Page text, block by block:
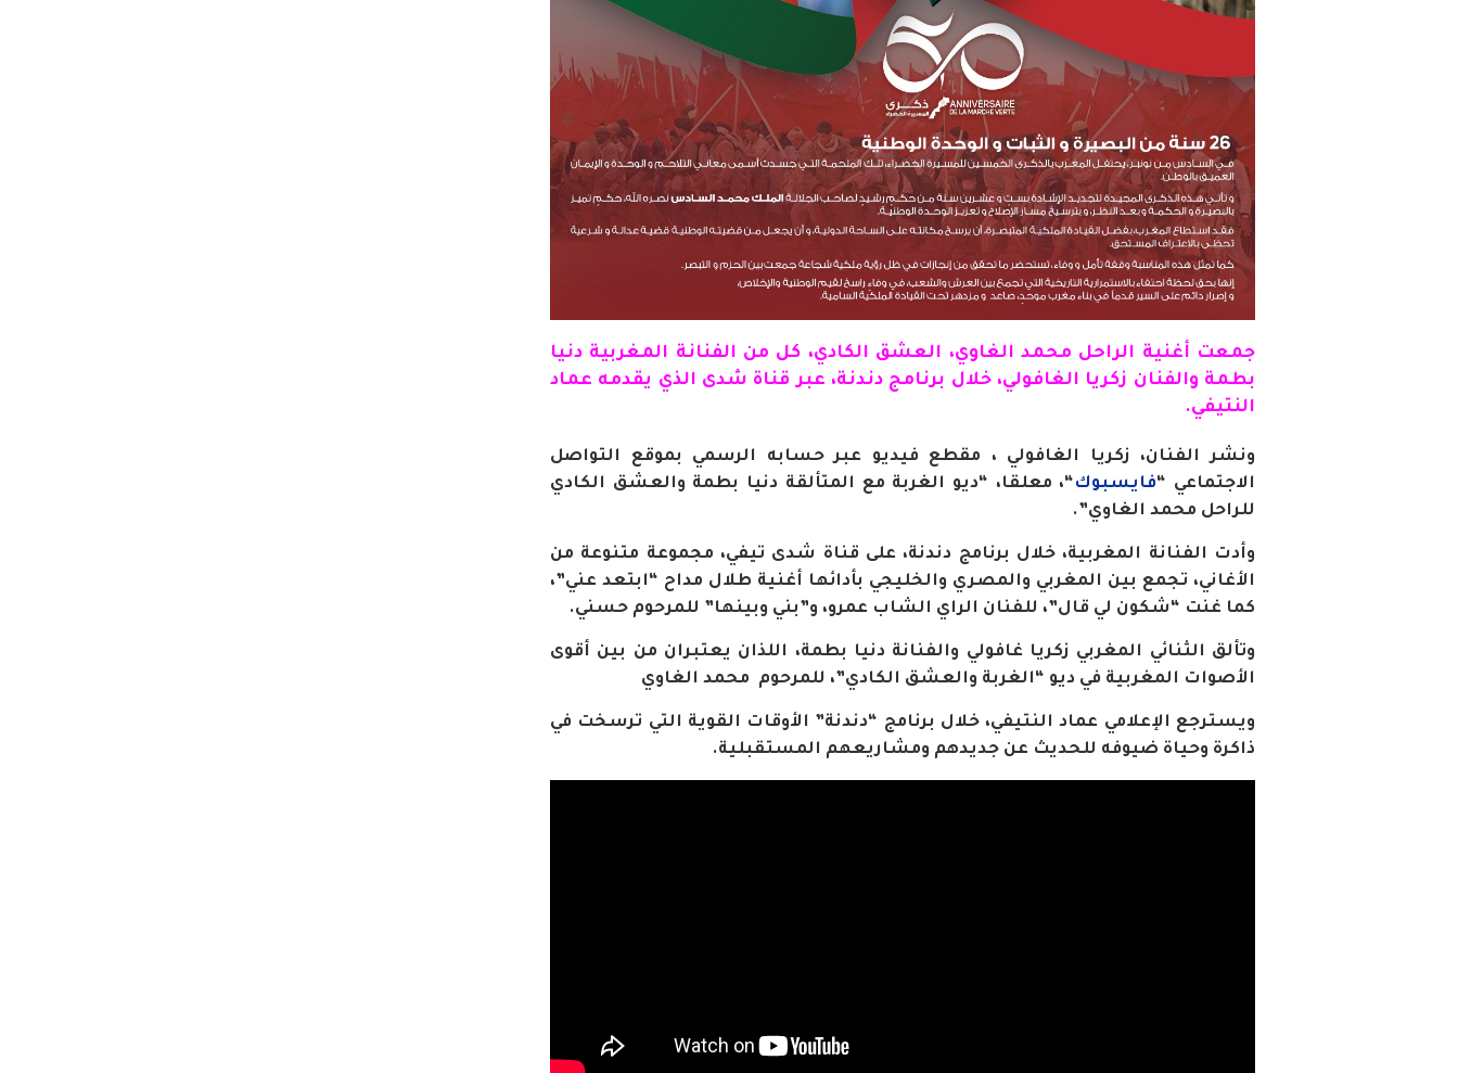
جمعت أغنية الراحل محمد الغاوي، العشق الكادي، كل من الفنانة المغربية دنيا
بطمة والفنان زكريا الغافولي، خلال برنامج دندنة، عبر قناة شدى الذي يقدمه عماد
النتيفي.
ونشر الفنان، زكريا الغافولي ، مقطع فيديو عبر حسابه الرسمي بموقع التواصل
الاجتماعي “فايسبوك“، معلقا، “ديو الغربة مع المتألقة دنيا بطمة والعشق الكادي
للراحل محمد الغاوي”.
وأدت الفنانة المغربية، خلال برنامج دندنة، على قناة شدى تيفي، مجموعة متنوعة من
الأغاني، تجمع بين المغربي والمصري والخليجي بأدائها أغنية طلال مداح “ابتعد عني”،
كما غنت “شكون لي قال”، للفنان الراي الشاب عمرو، و”بني وبينها” للمرحوم حسني.
وتألق الثنائي المغربي زكريا غافولي والفنانة دنيا بطمة، اللذان يعتبران من بين أقوى
الأصوات المغربية في ديو “الغربة والعشق الكادي”، للمرحوم محمد الغاوي
ويسترجع الإعلامي عماد النتيفي، خلال برنامج “دندنة” الأوقات القوية التي ترسخت في
ذاكرة وحياة ضيوفه للحديث عن جديدهم ومشاريعهم المستقبلية.